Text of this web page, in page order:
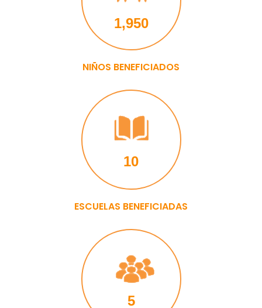
1,950
NIÑOS BENEFICIADOS
10
ESCUELAS BENEFICIADAS
5